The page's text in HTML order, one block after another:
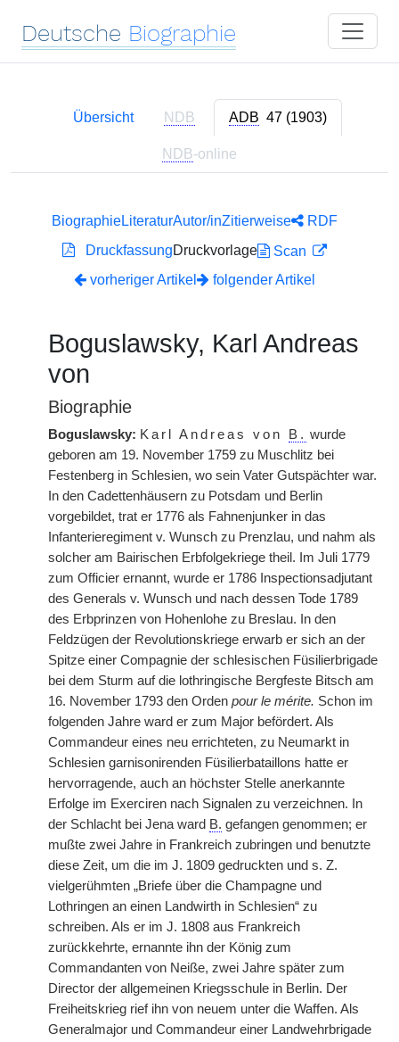
Deutsche Biographie
Übersicht NDB ADB 47 (1903)
NDB-online
BiographieLiteraturAutor/inZitierweise
RDF
DruckfassungDruckvorlage
Scan
vorheriger Artikel
folgender Artikel
Boguslawsky, Karl Andreas
von
Biographie
Boguslawsky: Karl Andreas von B. wurde
geboren am 19. November 1759 zu Muschlitz bei
Festenberg in Schlesien, wo sein Vater Gutspächter war.
In den Cadettenhäusern zu Potsdam und Berlin
vorgebildet, trat er 1776 als Fahnenjunker in das
Infanterieregiment v. Wunsch zu Prenzlau, und nahm als
solcher am Bairischen Erbfolgekriege theil. Im Juli 1779
zum Officier ernannt, wurde er 1786 Inspectionsadjutant
des Generals v. Wunsch und nach dessen Tode 1789
des Erbprinzen von Hohenlohe zu Breslau. In den
Feldzügen der Revolutionskriege erwarb er sich an der
Spitze einer Compagnie der schlesischen Füsilierbrigade
bei dem Sturm auf die lothringische Bergfeste Bitsch am
16. November 1793 den Orden pour le mérite. Schon im
folgenden Jahre ward er zum Major befördert. Als
Commandeur eines neu errichteten, zu Neumarkt in
Schlesien garnisonirenden Füsilierbataillons hatte er
hervorragende, auch an höchster Stelle anerkannte
Erfolge im Exerciren nach Signalen zu verzeichnen. In
der Schlacht bei Jena ward B. gefangen genommen; er
mußte zwei Jahre in Frankreich zubringen und benutzte
diese Zeit, um die im J. 1809 gedruckten und s. Z.
vielgerühmten „Briefe über die Champagne und
Lothringen an einen Landwirth in Schlesien“ zu
schreiben. Als er im J. 1808 aus Frankreich
zurückkehrte, ernannte ihn der König zum
Commandanten von Neiße, zwei Jahre später zum
Director der allgemeinen Kriegsschule in Berlin. Der
Freiheitskrieg rief ihn von neuem unter die Waffen. Als
Generalmajor und Commandeur einer Landwehrbrigade